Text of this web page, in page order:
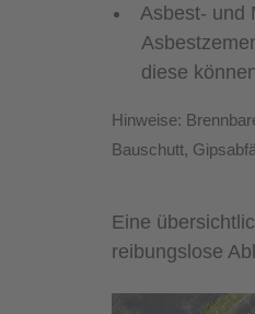
Asbest- und
diese
Hinweise:
Bauschutt,
Eine
reibungslose